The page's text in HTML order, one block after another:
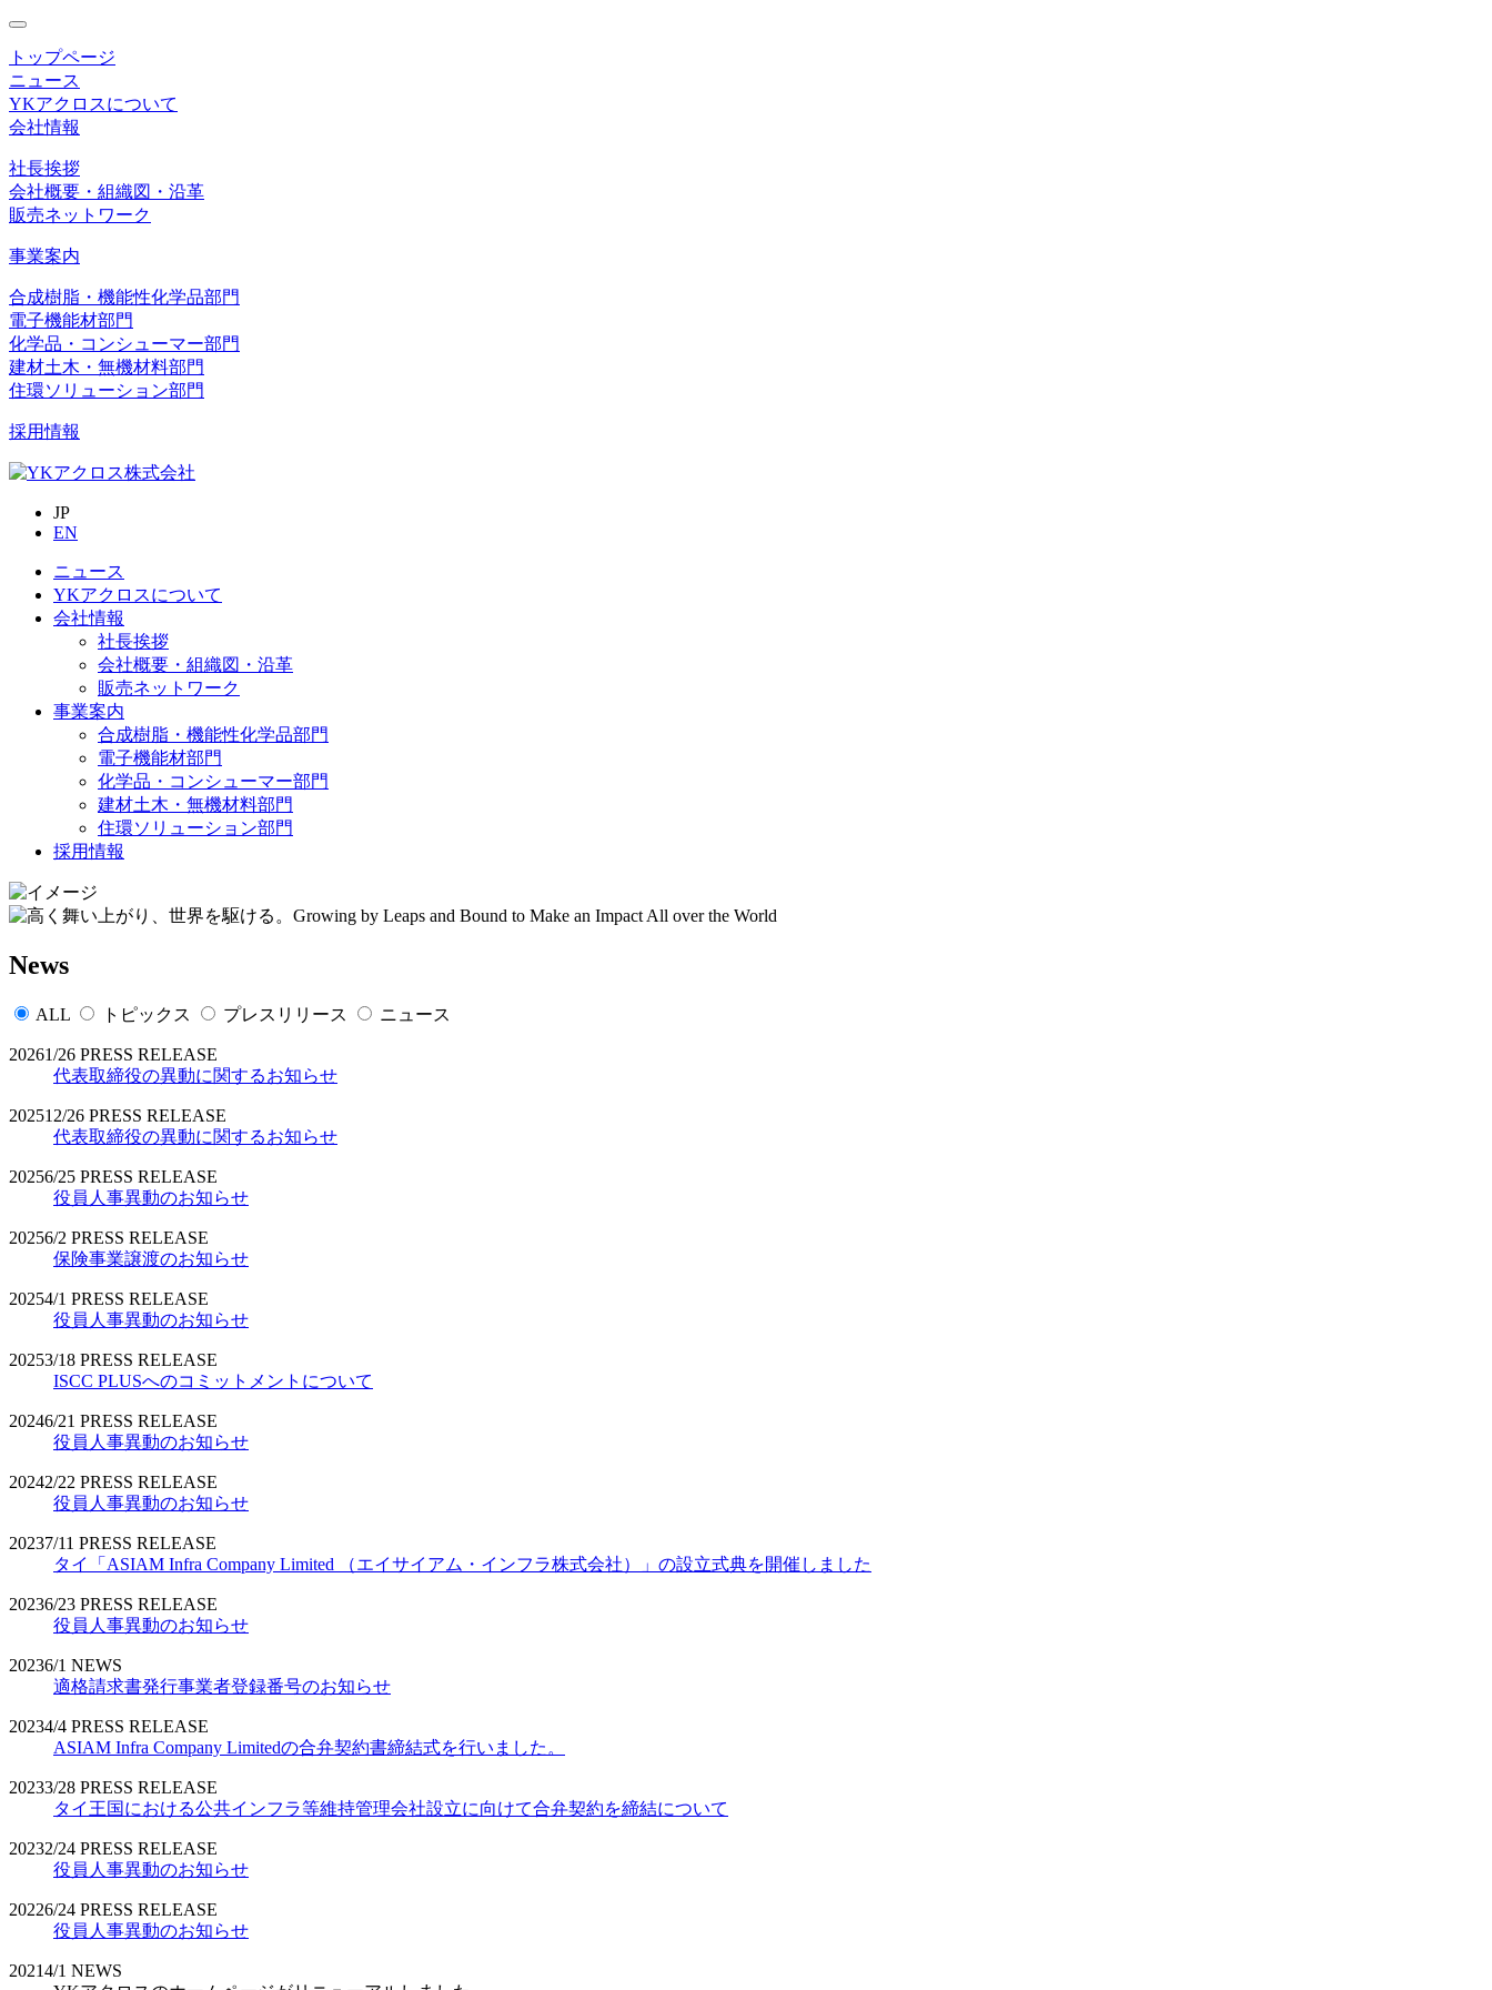
toggle
navigation
トップページ
ニュース
YKアクロスについて
会社情報
社長挨拶
会社概要・組織図・沿革
販売ネットワーク
事業案内
合成樹脂・機能性化学品部門
電子機能材部門
化学品・コンシューマー部門
建材土木・無機材料部門
住環ソリューション部門
採用情報
JP
EN
ニュース
YKアクロスについて
会社情報
社長挨拶
会社概要・組織図・沿革
販売ネットワーク
事業案内
合成樹脂・機能性化学品部門
電子機能材部門
化学品・コンシューマー部門
建材土木・無機材料部門
住環ソリューション部門
採用情報
News
ALL トピックス プレスリリース ニュース
20261/26 PRESS RELEASE
代表取締役の異動に関するお知らせ
202512/26 PRESS RELEASE
代表取締役の異動に関するお知らせ
20256/25 PRESS RELEASE
役員人事異動のお知らせ
20256/2 PRESS RELEASE
保険事業譲渡のお知らせ
20254/1 PRESS RELEASE
役員人事異動のお知らせ
20253/18 PRESS RELEASE
ISCC PLUSへのコミットメントについて
20246/21 PRESS RELEASE
役員人事異動のお知らせ
20242/22 PRESS RELEASE
役員人事異動のお知らせ
20237/11 PRESS RELEASE
タイ「ASIAM Infra Company Limited （エイサイアム・インフラ株式会社）」の設立式典を開催しました
20236/23 PRESS RELEASE
役員人事異動のお知らせ
20236/1 NEWS
適格請求書発行事業者登録番号のお知らせ
20234/4 PRESS RELEASE
ASIAM Infra Company Limitedの合弁契約書締結式を行いました。
20233/28 PRESS RELEASE
タイ王国における公共インフラ等維持管理会社設立に向けて合弁契約を締結について
20232/24 PRESS RELEASE
役員人事異動のお知らせ
20226/24 PRESS RELEASE
役員人事異動のお知らせ
20214/1 NEWS